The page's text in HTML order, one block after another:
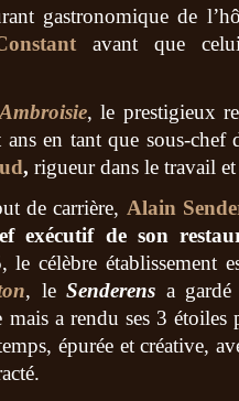
gastronomique de
avant que
, le prestigieux
en tant que sous-
, rigueur dans le travail
de carrière, Alain
exécutif de son
le célèbre établissement
, leSenderens a
a rendu ses 3 étoiles
épurée et créative,